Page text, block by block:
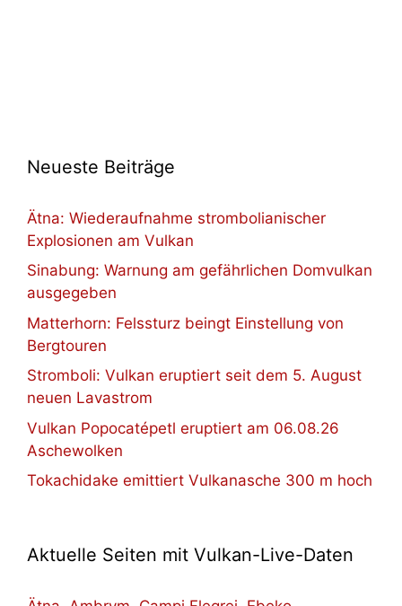
Neueste Beiträge
Ätna: Wiederaufnahme strombolianischer
Explosionen am Vulkan
Sinabung: Warnung am gefährlichen Domvulkan
ausgegeben
Matterhorn: Felssturz beingt Einstellung von
Bergtouren
Stromboli: Vulkan eruptiert seit dem 5. August
neuen Lavastrom
Vulkan Popocatépetl eruptiert am 06.08.26
Aschewolken
Tokachidake emittiert Vulkanasche 300 m hoch
Aktuelle Seiten mit Vulkan-Live-Daten